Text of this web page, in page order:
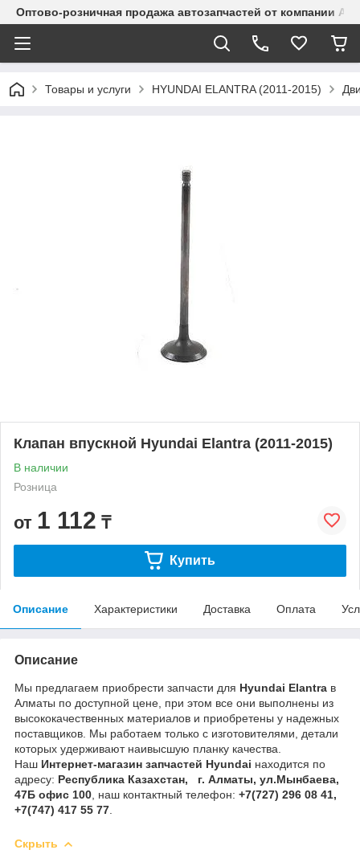
Оптово-розничная продажа автозапчастей от компании
Товары и услуги HYUNDAI ELANTRA (2011-2015)
Клапан впускной Hyundai Elantra (2011-2015)
В наличии
Розница
от 1 112 ₸
Купить
Описание Характеристики Доставка Оплата
Описание
Мы предлагаем приобрести запчасти для Hyundai Elantra в
Алматы по доступной цене, при этом все они выполнены из
высококачественных материалов и приобретены у надежных
поставщиков. Мы работаем только с изготовителями, детали
которых удерживают наивысшую планку качества.
Наш Интернет-магазин запчастей Hyundai находится по
адресу: Республика Казахстан, г. Алматы, ул.Мынбаева,
47Б офис 100 , наш контактный телефон: +7(727) 296 08 41,
+7(747) 417 55 77
Скрыть